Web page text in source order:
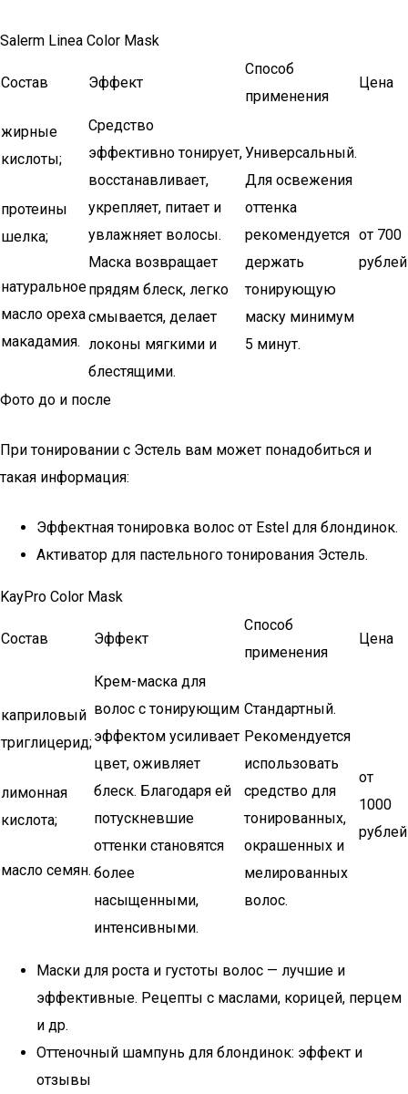
Salerm Linea Color Mask
Состав Эффект
Способ
применения
Цена
жирные
кислоты;
протеины
шелка;
натуральное
масло ореха
макадамия.
Средство
эффективно тонирует,
восстанавливает,
укрепляет, питает и
увлажняет волосы.
Маска возвращает
прядям блеск, легко
смывается, делает
локоны мягкими и
блестящими.
Универсальный.
Для освежения
оттенка
рекомендуется
держать
тонирующую
маску минимум
5 минут.
от 700
рублей
Фото до и после
При тонировании с Эстель вам может понадобиться и
такая информация:
Эффектная тонировка волос от Estel для блондинок.
Активатор для пастельного тонирования Эстель.
KayPro Color Mask
Состав Эффект
Способ
применения
Цена
каприловый
триглицерид;
лимонная
кислота;
масло семян.
Крем-маска для
волос с тонирующим
эффектом усиливает
цвет, оживляет
блеск. Благодаря ей
потускневшие
оттенки становятся
более
насыщенными,
интенсивными.
Стандартный.
Рекомендуется
использовать
средство для
тонированных,
окрашенных и
мелированных
волос.
от
1000
рублей
Маски для роста и густоты волос — лучшие и
эффективные. Рецепты с маслами, корицей, перцем
и др.
Оттеночный шампунь для блондинок: эффект и
отзывы